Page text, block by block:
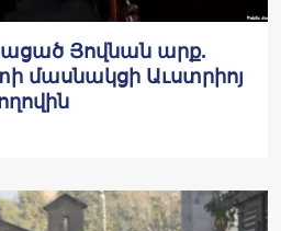
Յովնան արք.
մասնակցի Աւստրիոյ